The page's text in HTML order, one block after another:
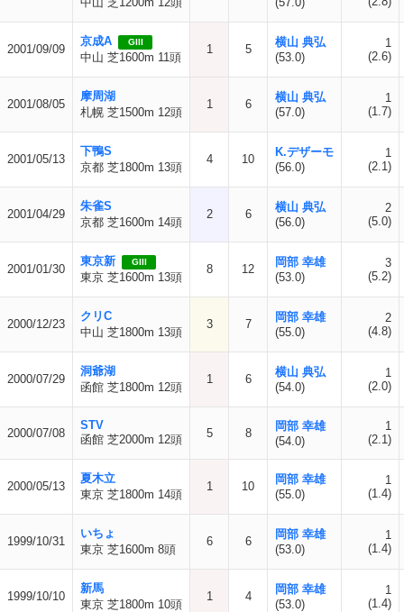
2001/09/09
京成A GIII
中山 芝1600m 11頭
1 5
横山 典弘
(53.0)
1
(2.6)
2001/08/05
摩周湖
札幌 芝1500m 12頭
1 6
横山 典弘
(57.0)
1
(1.7)
2001/05/13
下鴨S
京都 芝1800m 13頭
4 10
K.デザーモ
(56.0)
1
(2.1)
2001/04/29
朱雀S
京都 芝1600m 14頭
2 6
横山 典弘
(56.0)
2
(5.0)
2001/01/30
東京新 GIII
東京 芝1600m 13頭
8 12
岡部 幸雄
(53.0)
3
(5.2)
2000/12/23
クリC
中山 芝1800m 13頭
3 7
岡部 幸雄
(55.0)
2
(4.8)
2000/07/29
洞爺湖
函館 芝1800m 12頭
1 6
横山 典弘
(54.0)
1
(2.0)
2000/07/08
STV
函館 芝2000m 12頭
5 8
岡部 幸雄
(54.0)
1
(2.1)
2000/05/13
夏木立
東京 芝1800m 14頭
1 10
岡部 幸雄
(55.0)
1
(1.4)
1999/10/31
いちょ
東京 芝1600m 8頭
6 6
岡部 幸雄
(53.0)
1
(1.4)
1999/10/10
新馬
東京 芝1800m 10頭
1 4
岡部 幸雄
(53.0)
1
(1.4)